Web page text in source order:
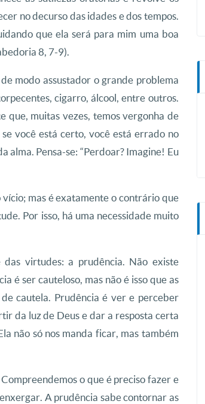
no decurso das idades e dos tempos.
que ela será para mim uma boa
8, 7-9).
modo assustador o grande problema
cigarro, álcool, entre outros.
que, muitas vezes, temos vergonha de
você está certo, você está errado no
alma. Pensa-se: “Perdoar? Imagine! Eu
mas é exatamente o contrário que
Por isso, há uma necessidade muito
virtudes: a prudência. Não existe
é ser cauteloso, mas não é isso que as
cautela. Prudência é ver e perceber
da luz de Deus e dar a resposta certa
não só nos manda ficar, mas também
o que é preciso fazer e
A prudência sabe contornar as